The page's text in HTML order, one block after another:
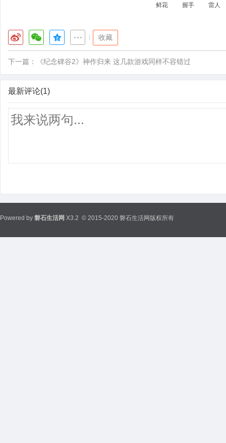
鲜花 握手 雷人
收藏
下一篇： 《纪念碑谷2》神作归来 这几款游戏同样不容错过
最新评论(1)
Powered by 磐石生活网 X3.2 © 2015-2020 磐石生活网版权所有